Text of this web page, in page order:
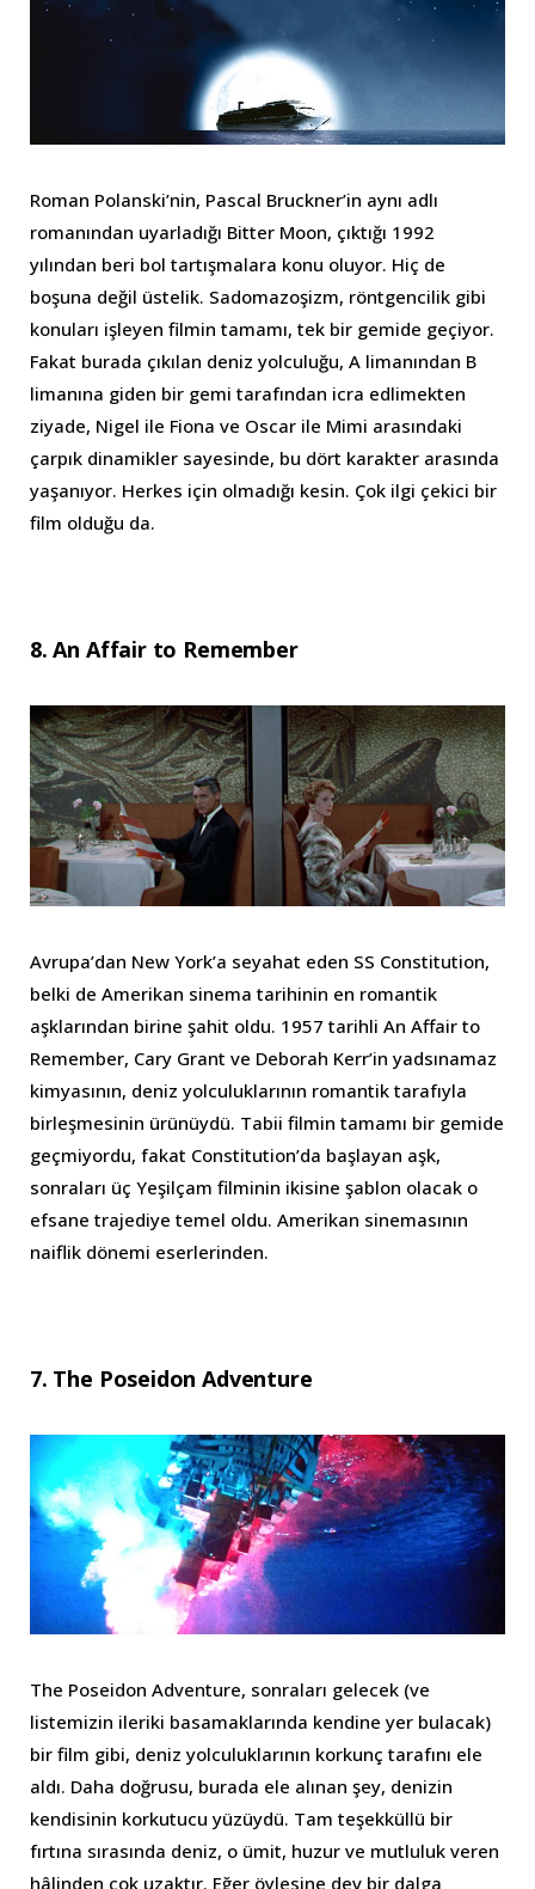
Roman Polanski’nin, Pascal Bruckner’in aynı adlı
romanından uyarladığı Bitter Moon, çıktığı 1992
yılından beri bol tartışmalara konu oluyor. Hiç de
boşuna değil üstelik. Sadomazoşizm, röntgencilik gibi
konuları işleyen filmin tamamı, tek bir gemide geçiyor.
Fakat burada çıkılan deniz yolculuğu, A limanından B
limanına giden bir gemi tarafından icra edlimekten
ziyade, Nigel ile Fiona ve Oscar ile Mimi arasındaki
çarpık dinamikler sayesinde, bu dört karakter arasında
yaşanıyor. Herkes için olmadığı kesin. Çok ilgi çekici bir
film olduğu da.
8. An Affair to Remember
Avrupa’dan New York’a seyahat eden SS Constitution,
belki de Amerikan sinema tarihinin en romantik
aşklarından birine şahit oldu. 1957 tarihli An Affair to
Remember, Cary Grant ve Deborah Kerr’in yadsınamaz
kimyasının, deniz yolculuklarının romantik tarafıyla
birleşmesinin ürünüydü. Tabii filmin tamamı bir gemide
geçmiyordu, fakat Constitution’da başlayan aşk,
sonraları üç Yeşilçam filminin ikisine şablon olacak o
efsane trajediye temel oldu. Amerikan sinemasının
naiflik dönemi eserlerinden.
7. The Poseidon Adventure
The Poseidon Adventure, sonraları gelecek (ve
listemizin ileriki basamaklarında kendine yer bulacak)
bir film gibi, deniz yolculuklarının korkunç tarafını ele
aldı. Daha doğrusu, burada ele alınan şey, denizin
kendisinin korkutucu yüzüydü. Tam teşekküllü bir
fırtına sırasında deniz, o ümit, huzur ve mutluluk veren
hâlinden çok uzaktır. Eğer öylesine dev bir dalga